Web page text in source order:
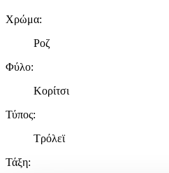
Χρώμα:
Ροζ
Φύλο:
Κορίτσι
Τύπος:
Τρόλεϊ
Τάξη: